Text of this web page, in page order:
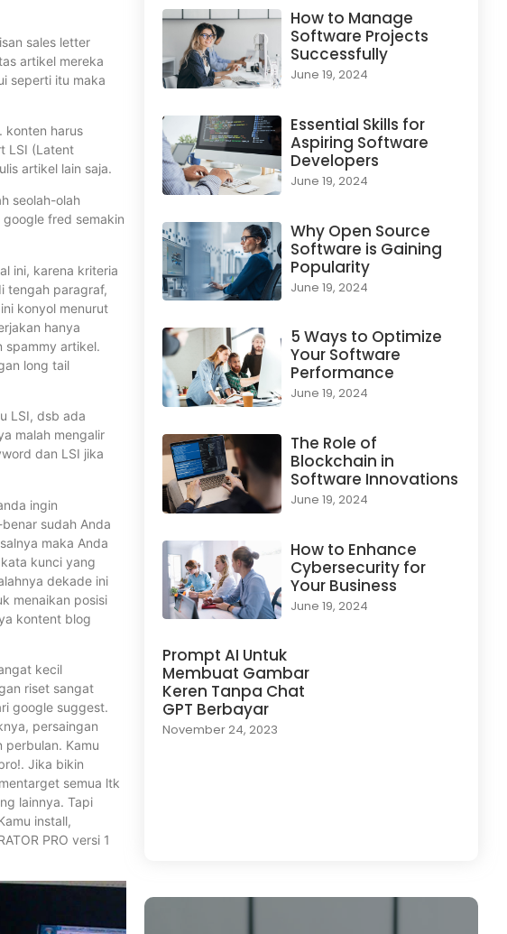
sales letter
artikel mereka
seperti itu maka
konten harus
LSI (Latent
artikel lain saja.
seolah-olah
fred semakin
ini, karena kriteria
tengah paragraf,
konyol menurut
hanya
spammy artikel.
long tail
LSI, dsb ada
malah mengalir
dan LSI jika
ingin
sudah Anda
maka Anda
kunci yang
dekade ini
menaikan posisi
kontent blog
kecil
riset sangat
google suggest.
persaingan
Kamu
Jika bikin
semua ltk
lainnya. Tapi
install,
PRO versi 1
How to Manage
Software Projects
Successfully
June 19, 2024
Essential Skills for
Aspiring Software
Developers
June 19, 2024
Why Open Source
Software is Gaining
Popularity
June 19, 2024
5 Ways to Optimize
Your Software
Performance
June 19, 2024
The Role of
Blockchain in
Software Innovations
June 19, 2024
How to Enhance
Cybersecurity for
Your Business
June 19, 2024
Prompt AI Untuk
Membuat Gambar
Keren Tanpa Chat
GPT Berbayar
November 24, 2023